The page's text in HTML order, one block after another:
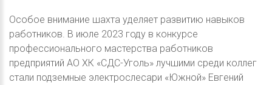
Особое внимание шахта уделяет развитию навыков
работников. В июле 2023 году в конкурсе
профессионального мастерства работников
предприятий АО ХК «СДС-Уголь» лучшими среди коллег
стали подземные электрослесари «Южной» Евгений